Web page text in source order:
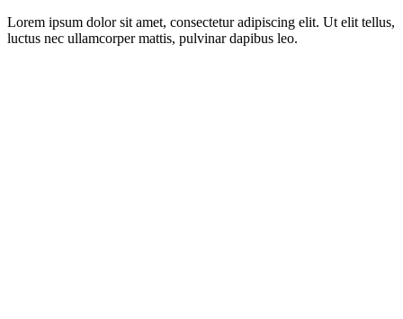
Lorem ipsum dolor sit amet, consectetur adipiscing elit. Ut elit tellus,
luctus nec ullamcorper mattis, pulvinar dapibus leo.